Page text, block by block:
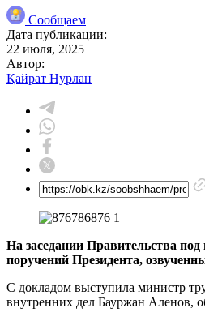
Сообщаем
Дата публикации:
22 июля, 2025
Автор:
Қайрат Нурлан
На заседании Правительства
поручений Президента,
С докладом выступила министр
внутренних дел Бауржан Аленов,